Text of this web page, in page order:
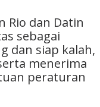
Rio dan Datin
sebagai
dan siap kalah,
menerima
peraturan